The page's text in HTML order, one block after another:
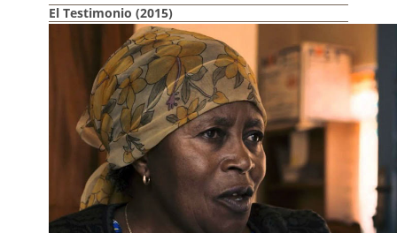
El Testimonio (2015)